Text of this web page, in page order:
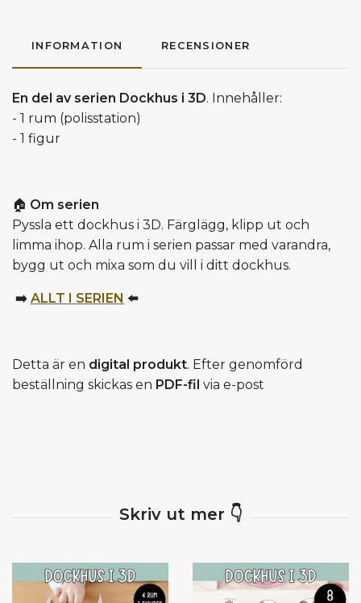
INFORMATION RECENSIONER
En del av serien Dockhus i 3D. Innehåller:
- 1 rum (polisstation)
- 1 figur
🏠 Om serien
Pyssla ett dockhus i 3D. Färglägg, klipp ut och
limma ihop. Alla rum i serien passar med varandra,
bygg ut och mixa som du vill i ditt dockhus.
➡️ ALLT I SERIEN ⬅️
Detta är en digital produkt. Efter genomförd
beställning skickas en PDF-fil via e-post